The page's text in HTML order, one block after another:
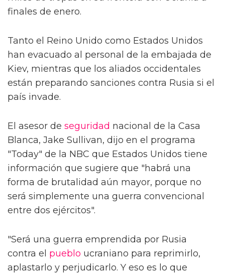
finales de enero.
Tanto el Reino Unido como Estados Unidos
han evacuado al personal de la embajada de
Kiev, mientras que los aliados occidentales
están preparando sanciones contra Rusia si el
país invade.
El asesor de seguridad nacional de la Casa
Blanca, Jake Sullivan, dijo en el programa
"Today" de la NBC que Estados Unidos tiene
información que sugiere que "habrá una
forma de brutalidad aún mayor, porque no
será simplemente una guerra convencional
entre dos ejércitos".
"Será una guerra emprendida por Rusia
contra el pueblo ucraniano para reprimirlo,
aplastarlo y perjudicarlo. Y eso es lo que